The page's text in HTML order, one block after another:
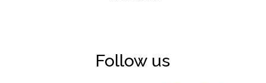
Follow us